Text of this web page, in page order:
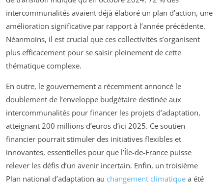
intercommunalités avaient déjà élaboré un plan d’action, une
amélioration significative par rapport à l’année précédente.
Néanmoins, il est crucial que ces collectivités s’organisent
plus efficacement pour se saisir pleinement de cette
thématique complexe.
En outre, le gouvernement a récemment annoncé le
doublement de l’enveloppe budgétaire destinée aux
intercommunalités pour financer les projets d’adaptation,
atteignant 200 millions d’euros d’ici 2025. Ce soutien
financier pourrait stimuler des initiatives flexibles et
innovantes, essentielles pour que l’Île-de-France puisse
relever les défis d’un avenir incertain. Enfin, un troisième
Plan national d’adaptation au changement climatique a été